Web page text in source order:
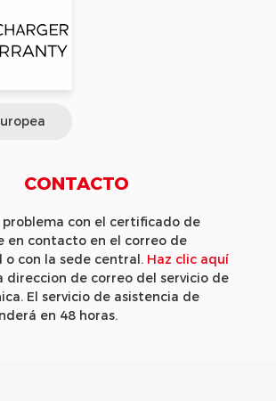
CONTACTO
con el certificado de
en contacto en el correo de
o con la sede central. Haz clic aquí
direccion de correo del servicio de
El servicio de asistencia de
en 48 horas.